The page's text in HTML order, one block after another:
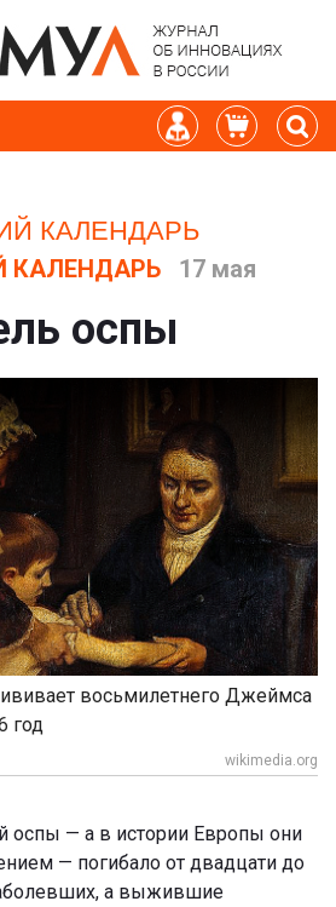
КАЛЕНДАРЬ
КАЛЕНДАРЬ 17 мая
оспы
восьмилетнего Джеймса
год
wikimedia.org
оспы — а в истории Европы они
— погибало от двадцати до
а выжившие